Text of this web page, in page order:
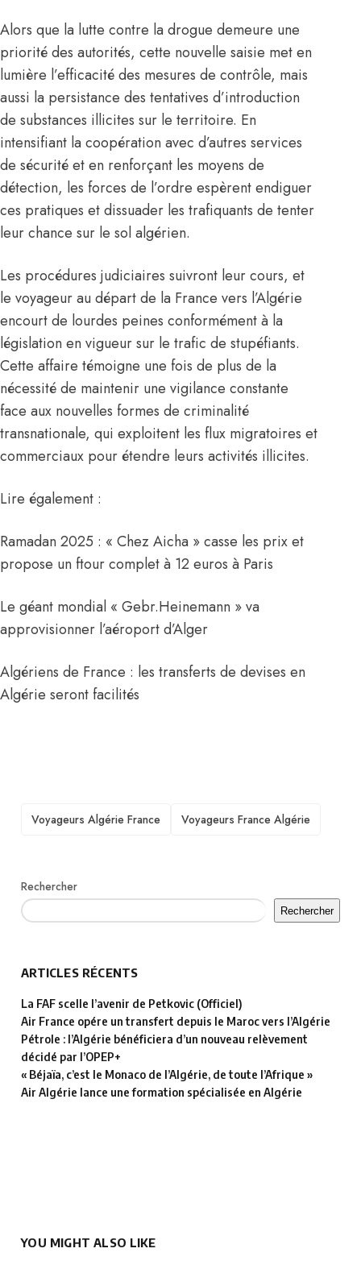
Alors que la lutte contre la drogue demeure une
priorité des autorités, cette nouvelle saisie met en
lumière l’efficacité des mesures de contrôle, mais
aussi la persistance des tentatives d’introduction
de substances illicites sur le territoire. En
intensifiant la coopération avec d’autres services
de sécurité et en renforçant les moyens de
détection, les forces de l’ordre espèrent endiguer
ces pratiques et dissuader les trafiquants de tenter
leur chance sur le sol algérien.
Les procédures judiciaires suivront leur cours, et
le voyageur au départ de la France vers l’Algérie
encourt de lourdes peines conformément à la
législation en vigueur sur le trafic de stupéfiants.
Cette affaire témoigne une fois de plus de la
nécessité de maintenir une vigilance constante
face aux nouvelles formes de criminalité
transnationale, qui exploitent les flux migratoires et
commerciaux pour étendre leurs activités illicites.
Lire également :
Ramadan 2025 : « Chez Aicha » casse les prix et
propose un ftour complet à 12 euros à Paris
Le géant mondial « Gebr.Heinemann » va
approvisionner l’aéroport d’Alger
Algériens de France : les transferts de devises en
Algérie seront facilités
TAGS
Voyageurs Algérie France Voyageurs France Algérie
Rechercher
Rechercher
ARTICLES RÉCENTS
La FAF scelle l’avenir de Petkovic (Officiel)
Air France opére un transfert depuis le Maroc vers l’Algérie
Pétrole : l’Algérie bénéficiera d’un nouveau relèvement
décidé par l’OPEP+
« Béjaïa, c’est le Monaco de l’Algérie, de toute l’Afrique »
Air Algérie lance une formation spécialisée en Algérie
YOU MIGHT ALSO LIKE